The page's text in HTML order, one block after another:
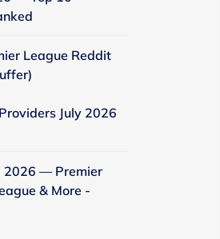
League Reddit
July 2026
2026 — Premier
& More -